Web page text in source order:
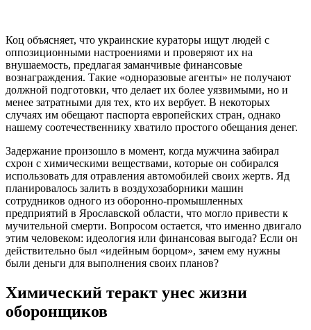
Коц объясняет, что украинские кураторы ищут людей с
оппозиционными настроениями и проверяют их на
внушаемость, предлагая заманчивые финансовые
вознаграждения. Такие «одноразовые агенты» не получают
должной подготовки, что делает их более уязвимыми, но и
менее затратными для тех, кто их вербует. В некоторых
случаях им обещают паспорта европейских стран, однако
нашему соотечественнику хватило простого обещания денег.
Задержание произошло в момент, когда мужчина забирал
схрон с химическими веществами, которые он собирался
использовать для отравления автомобилей своих жертв. Яд
планировалось залить в воздухозаборники машин
сотрудников одного из оборонно-промышленных
предприятий в Ярославской области, что могло привести к
мучительной смерти. Вопросом остается, что именно двигало
этим человеком: идеология или финансовая выгода? Если он
действительно был «идейным борцом», зачем ему нужны
были деньги для выполнения своих планов?
Химический теракт унес жизни
оборонщиков